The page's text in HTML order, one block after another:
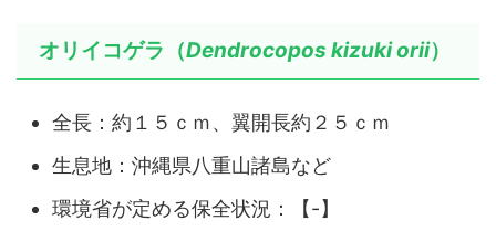
オリイコゲラ（Dendrocopos kizukiorii）
全長：約１５ｃｍ、翼開長約２５ｃｍ
生息地：沖縄県八重山諸島など
環境省が定める保全状況：【-】